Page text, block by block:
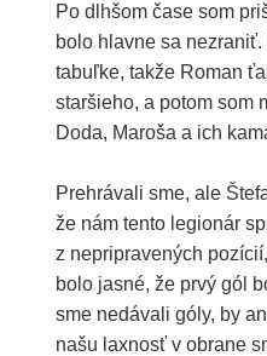
Po dlhšom čase som
bolo hlavne sa
tabuľke, takže Roman
staršieho, a potom som
Doda, Maroša a ich
Prehrávali sme, ale
že nám tento legionár
z nepripravených
bolo jasné, že prvý gól
sme nedávali góly, by
našu laxnosť v obrane